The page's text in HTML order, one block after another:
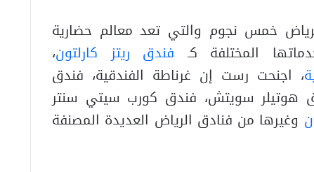
خمس نجوم والتي تعد معالم حضارية
المختلفة كـفندق ريتز كارلتون،
، اجنحت رست إن غرناطة الفندقية، فندق
هوتيلر سويتش، فندق كورب سيتي سنتر
وغيرها من فنادق الرياض العديدة المصنفة